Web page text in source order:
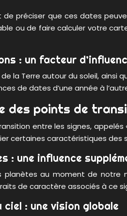
préciser que ces dates
ou de faire calculer votre
: un facteur
la Terre autour du soleil, ainsi
de dates d’une année à
des points de
entre les signes,
certaines caractéristiques des
: une influence
planètes au moment de notre
de caractère associés à ce
ciel : une vision globale